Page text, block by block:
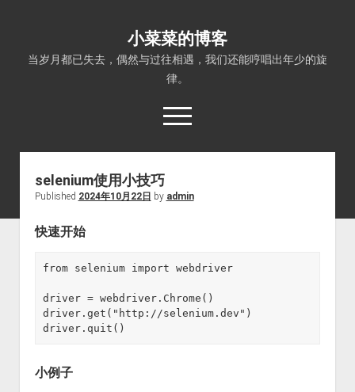
小菜菜的博客
当岁月都已失去，偶然与过往相遇，我们还能哼唱出年少的旋
律。
open
menu
selenium使用小技巧
Published 2024年10月22日 by admin
快速开始
from selenium import webdriver
driver = webdriver.Chrome()
driver.get("http://selenium.dev")
driver.quit()
小例子